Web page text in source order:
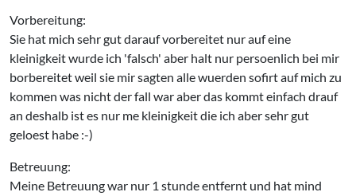
Vorbereitung:
Sie hat mich sehr gut darauf vorbereitet nur auf eine
kleinigkeit wurde ich 'falsch' aber halt nur persoenlich bei mir
borbereitet weil sie mir sagten alle wuerden sofirt auf mich zu
kommen was nicht der fall war aber das kommt einfach drauf
an deshalb ist es nur me kleinigkeit die ich aber sehr gut
geloest habe :-)
Betreuung:
Meine Betreuung war nur 1 stunde entfernt und hat mind